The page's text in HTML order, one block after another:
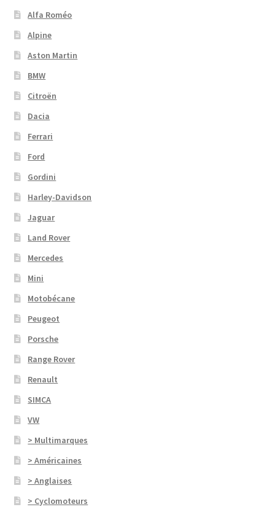
Alfa Roméo
Alpine
Aston Martin
BMW
Citroën
Dacia
Ferrari
Ford
Gordini
Harley-Davidson
Jaguar
Land Rover
Mercedes
Mini
Motobécane
Peugeot
Porsche
Range Rover
Renault
SIMCA
VW
> Multimarques
> Américaines
> Anglaises
> Cyclomoteurs